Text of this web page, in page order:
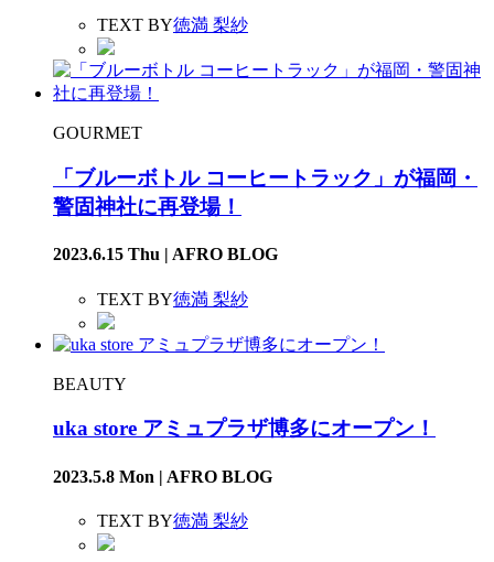
TEXT BY徳満 梨紗
GOURMET
「ブルーボトル コーヒートラック」が福岡・
警固神社に再登場！
2023.6.15 Thu | AFRO BLOG
TEXT BY徳満 梨紗
BEAUTY
uka store アミュプラザ博多にオープン！
2023.5.8 Mon | AFRO BLOG
TEXT BY徳満 梨紗